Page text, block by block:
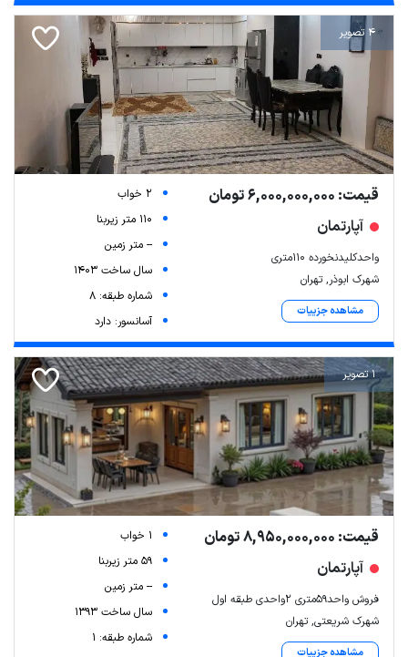
4 تصویر
قیمت: 6,000,000,000 تومان
آپارتمان
واحدکلیدنخورده 110متری
شهرک ابوذر, تهران
مشاهده جزییات
2 خواب
110 متر زیربنا
-- متر زمین
سال ساخت 1403
شماره طبقه: 8
آسانسور: دارد
1 تصویر
قیمت: 8,950,000,000 تومان
آپارتمان
فروش واحد۵۹متری ۲واحدی طبقه اول
شهرک شریعتی, تهران
مشاهده جزییات
1 خواب
59 متر زیربنا
-- متر زمین
سال ساخت 1393
شماره طبقه: 1